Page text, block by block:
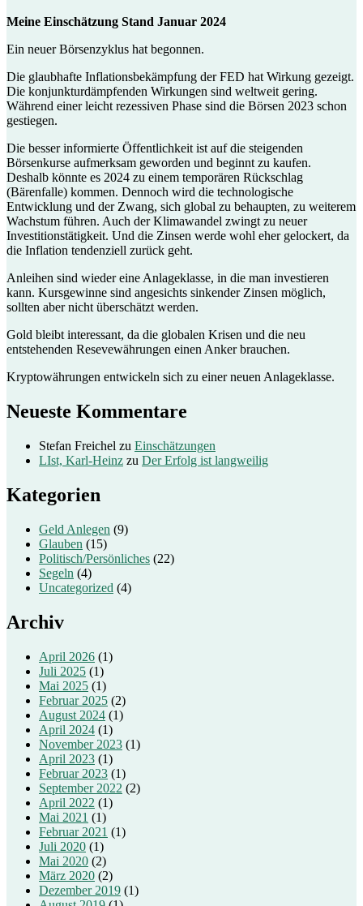
Meine Einschätzung Stand Januar 2024
Ein neuer Börsenzyklus hat begonnen.
Die glaubhafte Inflationsbekämpfung der FED hat Wirkung gezeigt.
Die konjunkturdämpfenden Wirkungen sind weltweit gering.
Während einer leicht rezessiven Phase sind die Börsen 2023 schon
gestiegen.
Die besser informierte Öffentlichkeit ist auf die steigenden
Börsenkurse aufmerksam geworden und beginnt zu kaufen.
Deshalb könnte es 2024 zu einem temporären Rückschlag
(Bärenfalle) kommen. Dennoch wird die technologische
Entwicklung und der Zwang, sich global zu behaupten, zu weiterem
Wachstum führen. Auch der Klimawandel zwingt zu neuer
Investitionstätigkeit. Und die Zinsen werde wohl eher gelockert, da
die Inflation tendenziell zurück geht.
Anleihen sind wieder eine Anlageklasse, in die man investieren
kann. Kursgewinne sind angesichts sinkender Zinsen möglich,
sollten aber nicht überschätzt werden.
Gold bleibt interessant, da die globalen Krisen und die neu
entstehenden Resevewährungen einen Anker brauchen.
Kryptowährungen entwickeln sich zu einer neuen Anlageklasse.
Neueste Kommentare
Stefan Freichel zu Einschätzungen
LIst, Karl-Heinz zu Der Erfolg ist langweilig
Kategorien
Geld Anlegen (9)
Glauben (15)
Politisch/Persönliches (22)
Segeln (4)
Uncategorized (4)
Archiv
April 2026 (1)
Juli 2025 (1)
Mai 2025 (1)
Februar 2025 (2)
August 2024 (1)
April 2024 (1)
November 2023 (1)
April 2023 (1)
Februar 2023 (1)
September 2022 (2)
April 2022 (1)
Mai 2021 (1)
Februar 2021 (1)
Juli 2020 (1)
Mai 2020 (2)
März 2020 (2)
Dezember 2019 (1)